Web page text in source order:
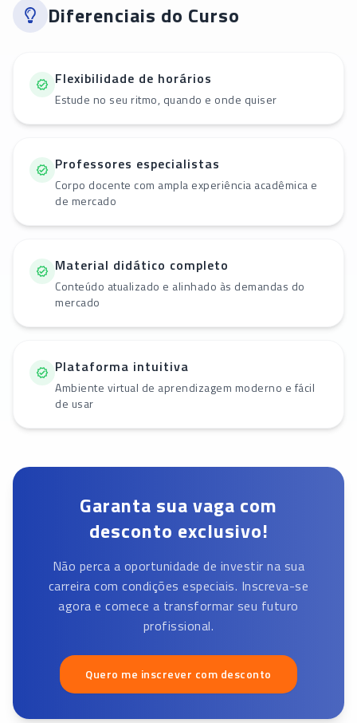
Diferenciais do Curso
Flexibilidade de horários
Estude no seu ritmo, quando e onde quiser
Professores especialistas
Corpo docente com ampla experiência acadêmica e
de mercado
Material didático completo
Conteúdo atualizado e alinhado às demandas do
mercado
Plataforma intuitiva
Ambiente virtual de aprendizagem moderno e fácil
de usar
Garanta sua vaga com
desconto exclusivo!
Não perca a oportunidade de investir na sua
carreira com condições especiais. Inscreva-se
agora e comece a transformar seu futuro
profissional.
Quero me inscrever com desconto